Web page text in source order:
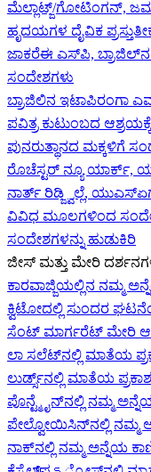
ಮೆಲ್ಲಾಟ್ಜ್/ಗೋಟಿಂಗನ್,
ಹೃದಯಗಳ ದೈವಿಕ
ಜಾಕರೆಈ ಎಸ್‌ಪಿ,
ಸಂದೇಶಗಳು
ಬ್ರಾಜಿಲಿನ ಇಟಾಪಿರಂಗಾ
ಪವಿತ್ರ ಕುಟುಂಬದ
ಪುನರುತ್ಥಾನದ ಮಕ್ಕಳಿಗೆ
ರೊಚೆಸ್ಟರ್ ನ್ಯೂ ಯಾರ್ಕ್,
ನಾರ್ತ್ ರಿಡ್ಜ್ವಿಲ್ಲೆ,
ವಿವಿಧ ಮೂಲಗಳಿಂದ
ಸಂದೇಶಗಳನ್ನು ಹುಡುಕಿರಿ
ಜೀಸ್‌ ಮತ್ತು ಮೇರಿ
ಕಾರವಾಜ್ಜಿಯಲ್ಲಿನ ನಮ್ಮ
ಕ್ವಿಟೋದಲ್ಲಿ ಸುಂದರ
ಸೆಂಟ್ ಮಾರ್ಗರೆಟ್ ಮೇರಿ
ಲಾ ಸಲೆಟ್‌ನಲ್ಲಿ ಮಾತೆಯ
ಲುರ್ಡ್ಸ್‌ನಲ್ಲಿ ಮಾತೆಯ
ಪೊನ್ಟ್ಮೈನ್‌ನಲ್ಲಿ ನಮ್ಮ
ಪೇಲ್ವೋಯಿಸಿನ್‌ನಲ್ಲಿ ನಮ್ಮ
ನಾಕ್‌ನಲ್ಲಿ ನಮ್ಮ ಅನ್ನೆಯ